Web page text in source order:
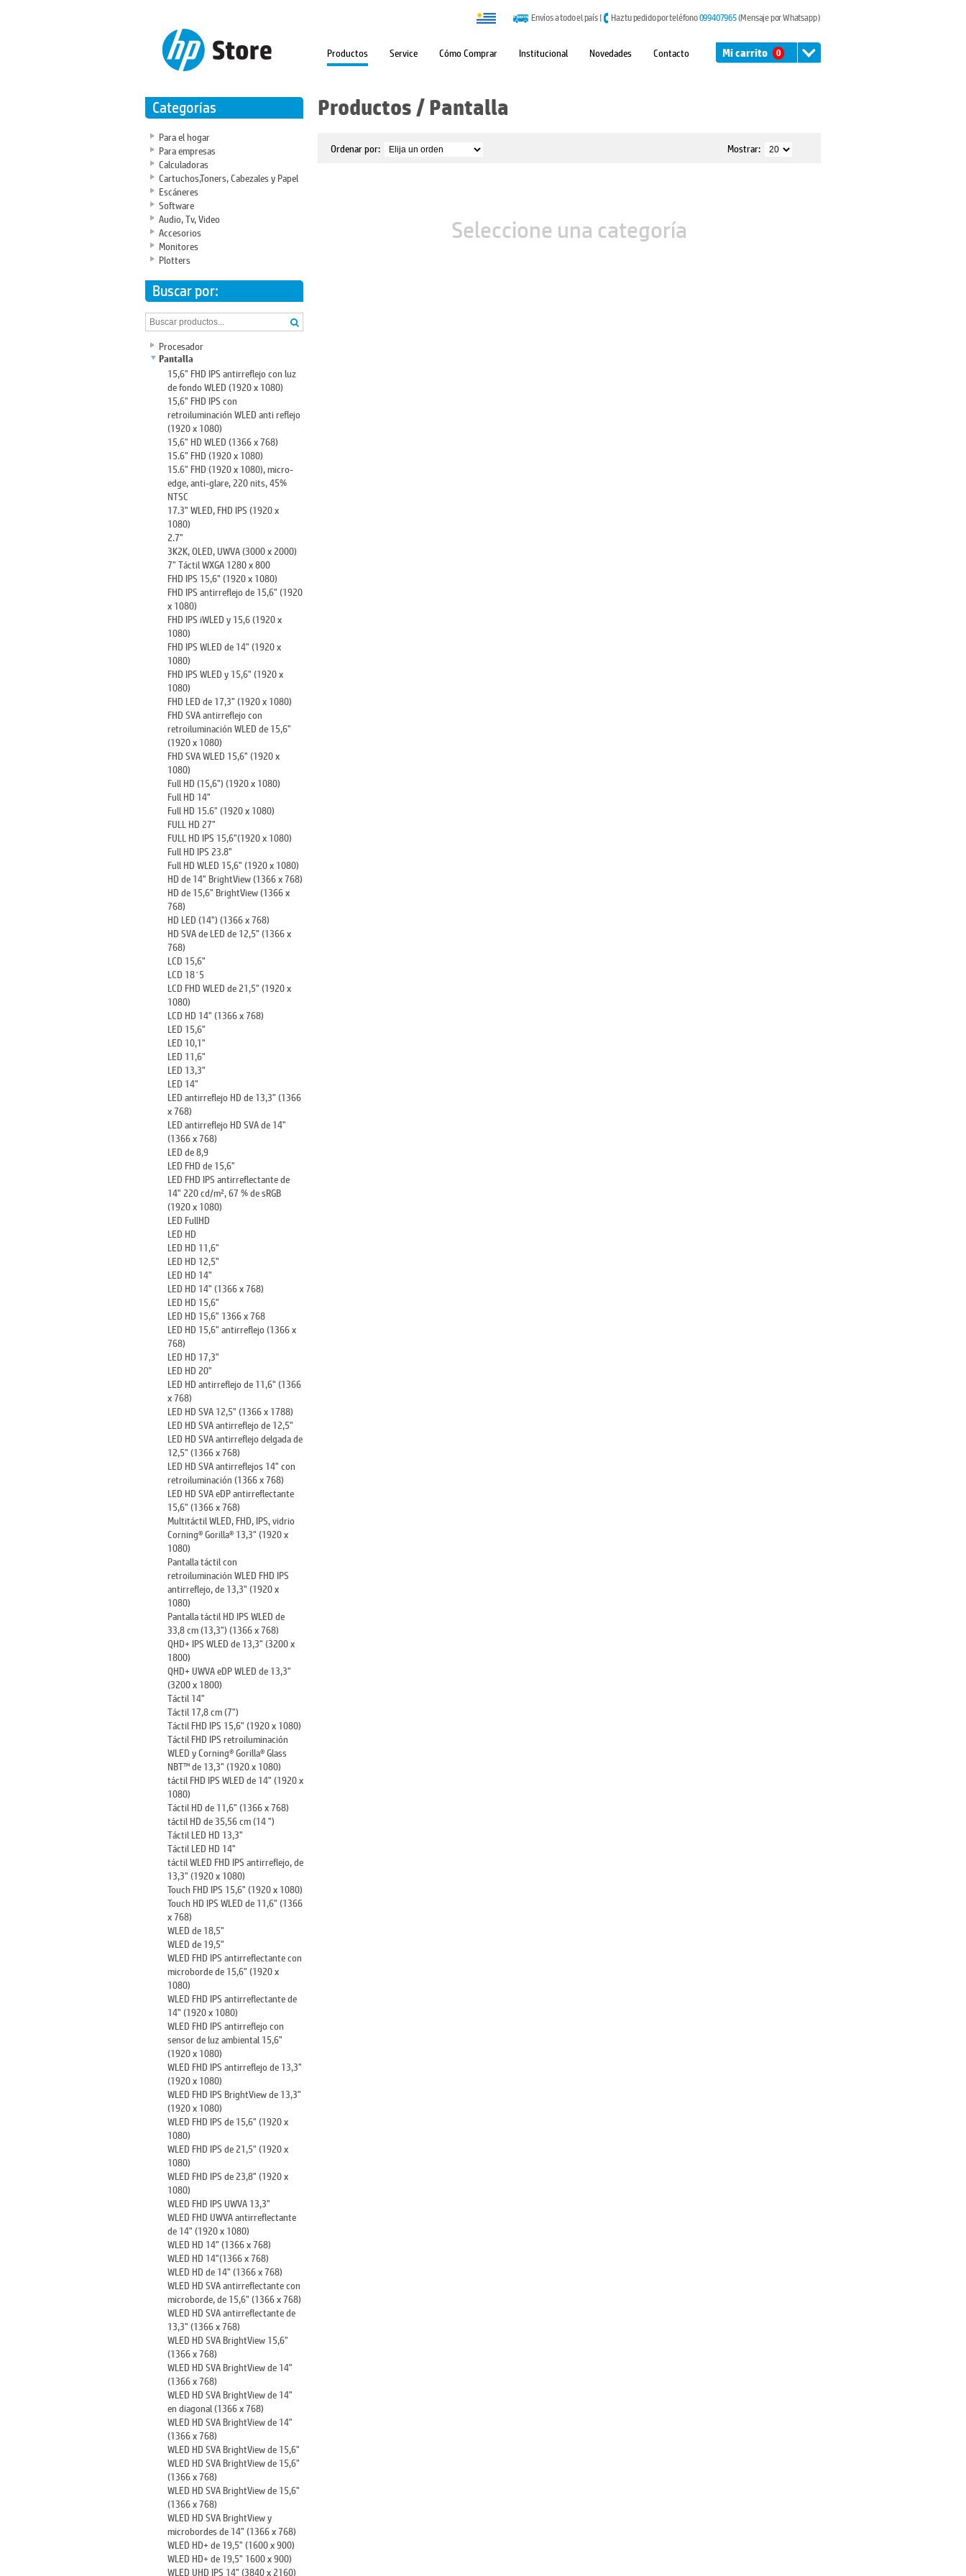
Envíos a todo el país| Haz tu pedido por teléfono099407965(Mensaje por Whatsapp )
Productos Service Cómo Comprar Institucional Novedades Contacto Mi carrito 0
Categorías
Para el hogar
Para empresas
Calculadoras
Cartuchos,Toners, Cabezales y Papel
Escáneres
Software
Audio, Tv, Video
Accesorios
Monitores
Plotters
Buscar por:
Procesador
Pantalla
15,6" FHD IPS antirreflejo con luz
de fondo WLED (1920 x 1080)
15,6" FHD IPS con
retroiluminación WLED anti reflejo
(1920 x 1080)
15,6" HD WLED (1366 x 768)
15.6" FHD (1920 x 1080)
15.6" FHD (1920 x 1080), micro-
edge, anti-glare, 220 nits, 45%
NTSC
17.3" WLED, FHD IPS (1920 x
1080)
2.7"
3K2K, OLED, UWVA (3000 x 2000)
7" Táctil WXGA 1280 x 800
FHD IPS 15,6" (1920 x 1080)
FHD IPS antirreflejo de 15,6" (1920
x 1080)
FHD IPS iWLED y 15,6 (1920 x
1080)
FHD IPS WLED de 14" (1920 x
1080)
FHD IPS WLED y 15,6" (1920 x
1080)
FHD LED de 17,3" (1920 x 1080)
FHD SVA antirreflejo con
retroiluminación WLED de 15,6"
(1920 x 1080)
FHD SVA WLED 15,6" (1920 x
1080)
Full HD (15,6") (1920 x 1080)
Full HD 14"
Full HD 15.6" (1920 x 1080)
FULL HD 27"
FULL HD IPS 15,6"(1920 x 1080)
Full HD IPS 23.8"
Full HD WLED 15,6" (1920 x 1080)
HD de 14" BrightView (1366 x 768)
HD de 15,6" BrightView (1366 x
768)
HD LED (14") (1366 x 768)
HD SVA de LED de 12,5" (1366 x
768)
LCD 15,6"
LCD 18´5
LCD FHD WLED de 21,5" (1920 x
1080)
LCD HD 14" (1366 x 768)
LED 15,6"
LED 10,1"
LED 11,6"
LED 13,3"
LED 14"
LED antirreflejo HD de 13,3" (1366
x 768)
LED antirreflejo HD SVA de 14"
(1366 x 768)
LED de 8,9
LED FHD de 15,6"
LED FHD IPS antirreflectante de
14" 220 cd/m², 67 % de sRGB
(1920 x 1080)
LED FullHD
LED HD
LED HD 11,6"
LED HD 12,5"
LED HD 14"
LED HD 14" (1366 x 768)
LED HD 15,6"
LED HD 15,6" 1366 x 768
LED HD 15,6" antirreflejo (1366 x
768)
LED HD 17,3"
LED HD 20"
LED HD antirreflejo de 11,6" (1366
x 768)
LED HD SVA 12,5" (1366 x 1788)
LED HD SVA antirreflejo de 12,5"
LED HD SVA antirreflejo delgada de
12,5" (1366 x 768)
LED HD SVA antirreflejos 14" con
retroiluminación (1366 x 768)
LED HD SVA eDP antirreflectante
15,6" (1366 x 768)
Multitáctil WLED, FHD, IPS, vidrio
Corning® Gorilla® 13,3" (1920 x
1080)
Pantalla táctil con
retroiluminación WLED FHD IPS
antirreflejo, de 13,3" (1920 x
1080)
Pantalla táctil HD IPS WLED de
33,8 cm (13,3") (1366 x 768)
QHD+ IPS WLED de 13,3" (3200 x
1800)
QHD+ UWVA eDP WLED de 13,3"
(3200 x 1800)
Táctil 14"
Táctil 17,8 cm (7")
Táctil FHD IPS 15,6" (1920 x 1080)
Táctil FHD IPS retroiluminación
WLED y Corning® Gorilla® Glass
NBT™ de 13,3" (1920 x 1080)
táctil FHD IPS WLED de 14" (1920 x
1080)
Táctil HD de 11,6" (1366 x 768)
táctil HD de 35,56 cm (14 ")
Táctil LED HD 13,3"
Táctil LED HD 14"
táctil WLED FHD IPS antirreflejo, de
13,3" (1920 x 1080)
Touch FHD IPS 15,6" (1920 x 1080)
Touch HD IPS WLED de 11,6" (1366
x 768)
WLED de 18,5"
WLED de 19,5"
WLED FHD IPS antirreflectante con
microborde de 15,6" (1920 x
1080)
WLED FHD IPS antirreflectante de
14" (1920 x 1080)
WLED FHD IPS antirreflejo con
sensor de luz ambiental 15,6"
(1920 x 1080)
WLED FHD IPS antirreflejo de 13,3"
(1920 x 1080)
WLED FHD IPS BrightView de 13,3"
(1920 x 1080)
WLED FHD IPS de 15,6" (1920 x
1080)
WLED FHD IPS de 21,5" (1920 x
1080)
WLED FHD IPS de 23,8" (1920 x
1080)
WLED FHD IPS UWVA 13,3"
WLED FHD UWVA antirreflectante
de 14" (1920 x 1080)
WLED HD 14" (1366 x 768)
WLED HD 14"(1366 x 768)
WLED HD de 14" (1366 x 768)
WLED HD SVA antirreflectante con
microborde, de 15,6" (1366 x 768)
WLED HD SVA antirreflectante de
13,3" (1366 x 768)
WLED HD SVA BrightView 15,6"
(1366 x 768)
WLED HD SVA BrightView de 14"
(1366 x 768)
WLED HD SVA BrightView de 14"
en diagonal (1366 x 768)
WLED HD SVA BrightView de 14"
(1366 x 768)
WLED HD SVA BrightView de 15,6"
WLED HD SVA BrightView de 15,6"
(1366 x 768)
WLED HD SVA BrightView de 15,6"
(1366 x 768)
WLED HD SVA BrightView y
microbordes de 14" (1366 x 768)
WLED HD+ de 19,5" (1600 x 900)
WLED HD+ de 19,5" 1600 x 900)
WLED UHD IPS 14" (3840 x 2160)
Productos/Pantalla
Mostrar:
Ordenar por:
Seleccione una categoría